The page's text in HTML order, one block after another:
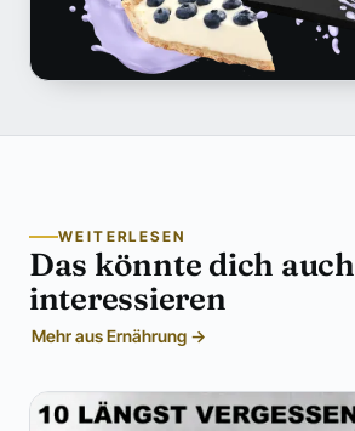
WEITERLESEN
Das könnte dich auch
interessieren
Mehr aus Ernährung →